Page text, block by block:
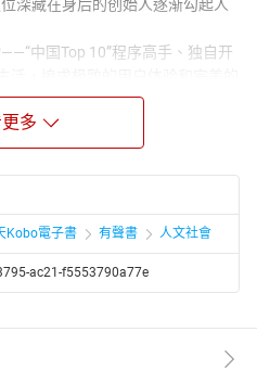
深藏在身后的创始人逐渐勾起人
中国Top 10”程序高手、独自开
，在藏龙卧虎的互联网市场中占
之父”的张小龙——腾讯公司高级副
多
Kobo電子書 有聲書 人文社會
ac21-f5553790a77e